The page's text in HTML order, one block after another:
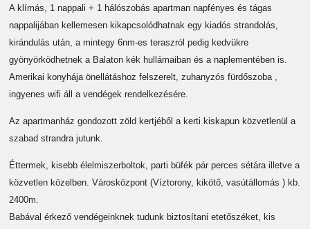
A klímás, 1 nappali + 1 hálószobás apartman napfényes és tágas
nappalijában kellemesen kikapcsolódhatnak egy kiadós strandolás,
kirándulás után, a mintegy 6nm-es teraszról pedig kedvükre
gyönyörködhetnek a Balaton kék hullámaiban és a naplementében is.
Amerikai konyhája önellátáshoz felszerelt, zuhanyzós fürdőszoba ,
ingyenes wifi áll a vendégek rendelkezésére.
Az apartmanház gondozott zöld kertjéből a kerti kiskapun közvetlenül a
szabad strandra jutunk.
Éttermek, kisebb élelmiszerboltok, parti büfék pár perces sétára illetve a
közvetlen közelben. Városközpont (Víztorony, kikötő, vasútállomás ) kb.
2400m.
Babával érkező vendégeinknek tudunk biztosítani etetőszéket, kis